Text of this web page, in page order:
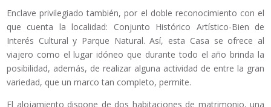
Enclave privilegiado también, por el doble reconocimiento con el
que cuenta la localidad: Conjunto Histórico Artístico-Bien de
Interés Cultural y Parque Natural. Así, esta Casa se ofrece al
viajero como el lugar idóneo que durante todo el año brinda la
posibilidad, además, de realizar alguna actividad de entre la gran
variedad, que un marco tan completo, permite.
El alojamiento dispone de dos habitaciones de matrimonio, una